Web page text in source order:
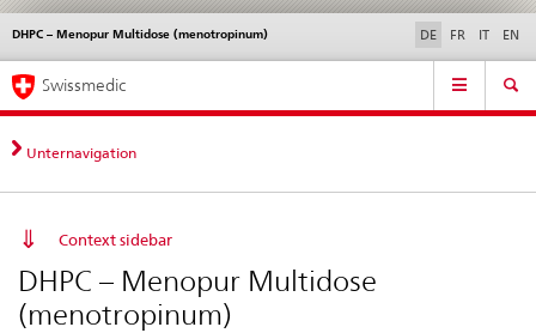
Direktnavigation
News,
Rechtsgrundlagen,
Kontakt
News & Updates Kontakt | Support & Hilfe
DHPC – Menopur Multidose (menotropinum)
Sprachwahl DE FR IT EN
Service
Hauptnavigation
Swissmedic
Unternavigation
Context sidebar
DHPC – Menopur Multidose
(menotropinum)